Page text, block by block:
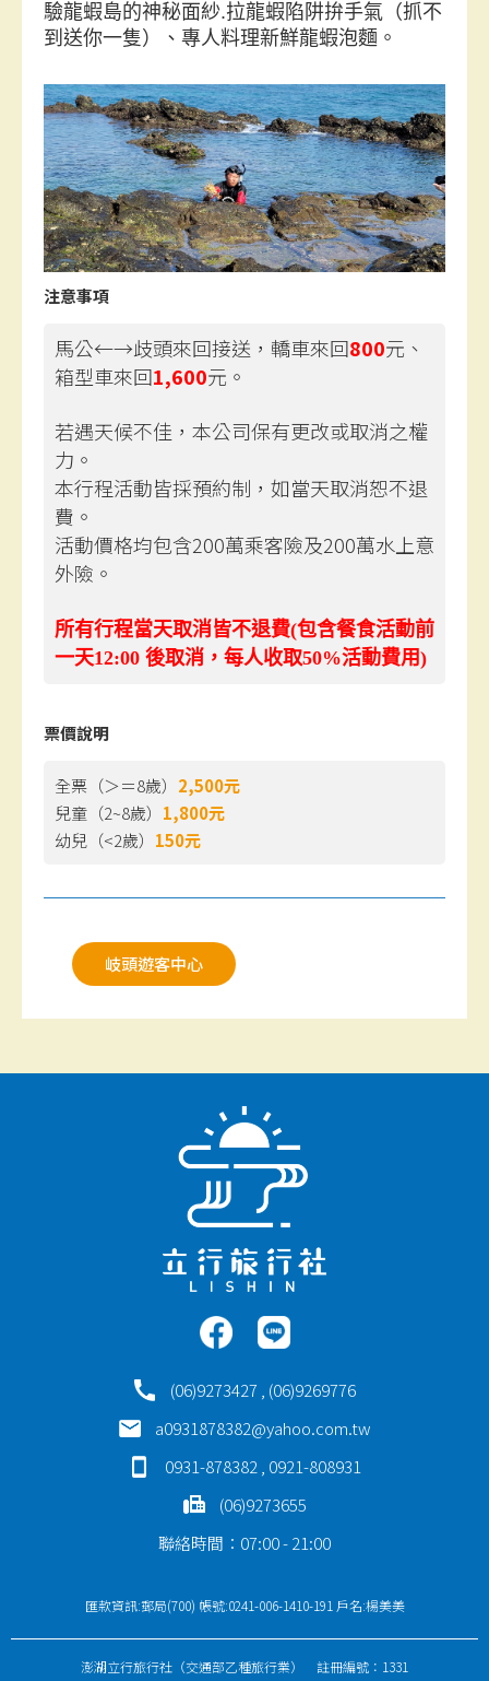
驗龍蝦島的神秘面紗.拉龍蝦陷阱拚手氣（抓不
到送你一隻）、專人料理新鮮龍蝦泡麵。
注意事項
馬公←→歧頭來回接送，轎車來回800元、
箱型車來回1,600元。
若遇天候不佳，本公司保有更改或取消之權
力。
本行程活動皆採預約制，如當天取消恕不退
費。
活動價格均包含200萬乘客險及200萬水上意
外險。
所有行程當天取消皆不退費(包含餐食活動前
一天12:00 後取消，每人收取50%活動費用)
票價說明
全票（＞＝8歲） 2,500元
兒童（2~8歲） 1,800元
幼兒（<2歲） 150元
岐頭遊客中心
(06)9273427 , (06)9269776
a0931878382@yahoo.com.tw
0931-878382 , 0921-808931
(06)9273655
聯絡時間：07:00 - 21:00
匯款資訊:郵局(700) 帳號:0241-006-1410-191 戶名:楊美美
澎湖立行旅行社（交通部乙種旅行業） 註冊編號：1331